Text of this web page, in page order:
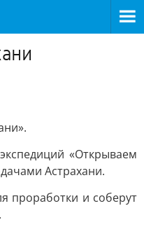
«Открываем
Астрахани.
проработки и соберут